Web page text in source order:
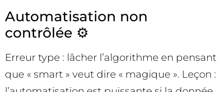
Automatisation non
contrôlée ⚙️
Erreur type : lâcher l’algorithme en pensant
que « smart » veut dire « magique ». Leçon :